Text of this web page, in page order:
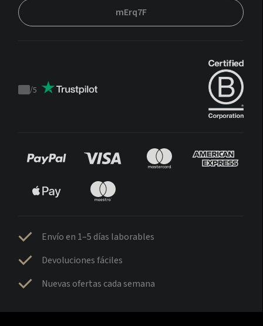
mErq7F
Trustpilot
/5
Envío en 1–5 días laborables
Devoluciones fáciles
Nuevas ofertas cada semana